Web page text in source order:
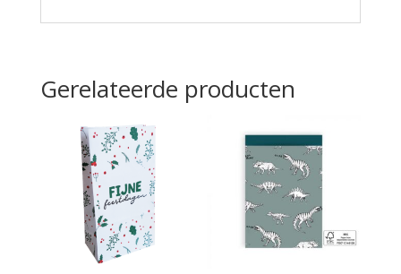
Gerelateerde producten